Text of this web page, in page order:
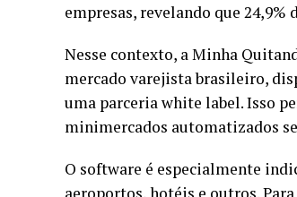
empresas, revelando que
Nesse contexto, a Minha
mercado varejista brasileiro,
uma parceria white label. Isso
minimercados automatizados
O software é especialmente